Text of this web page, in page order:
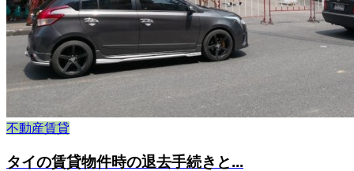
不動産賃貸
タイの賃貸物件時の退去手続きと...